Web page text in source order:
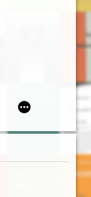
XXI wieku.